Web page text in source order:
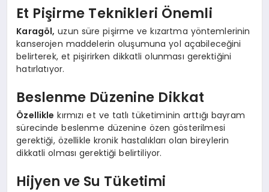
Et Pişirme Teknikleri Önemli
Karagöl, uzun süre pişirme ve kızartma yöntemlerinin
kanserojen maddelerin oluşumuna yol açabileceğini
belirterek, et pişirirken dikkatli olunması gerektiğini
hatırlatıyor.
Beslenme Düzenine Dikkat
Özellikle kırmızı et ve tatlı tüketiminin arttığı bayram
sürecinde beslenme düzenine özen gösterilmesi
gerektiği, özellikle kronik hastalıkları olan bireylerin
dikkatli olması gerektiği belirtiliyor.
Hijyen ve Su Tüketimi